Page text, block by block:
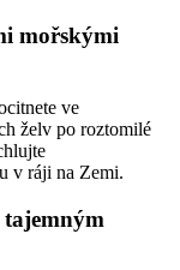
mořskými
ve
želv po roztomilé
v ráji na Zemi.